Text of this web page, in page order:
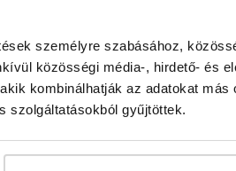
személyre szabásához,
közösségi média-, hirdető- és
kombinálhatják az adatokat
szolgáltatásokból gyűjtöttek.
(a fürdő nyitvatartási
és 2 db óriáscsúszda
szaunavilág ingyenes,
infra szauna, gőz – és
lehetőség (pénteken
vitalizáló felöntések